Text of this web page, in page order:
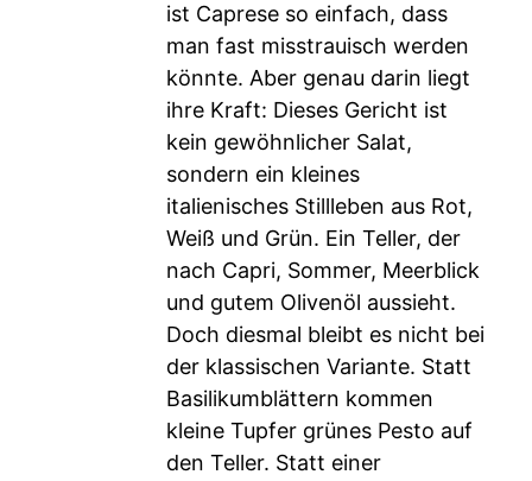
ist Caprese so einfach, dass
man fast misstrauisch werden
könnte. Aber genau darin liegt
ihre Kraft: Dieses Gericht ist
kein gewöhnlicher Salat,
sondern ein kleines
italienisches Stillleben aus Rot,
Weiß und Grün. Ein Teller, der
nach Capri, Sommer, Meerblick
und gutem Olivenöl aussieht.
Doch diesmal bleibt es nicht bei
der klassischen Variante. Statt
Basilikumblättern kommen
kleine Tupfer grünes Pesto auf
den Teller. Statt einer